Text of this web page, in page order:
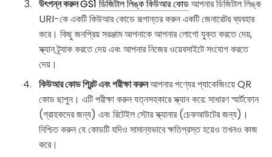
উৎপন্ন করুনGS1 ডিজিটাল লিঙ্ক কিউআর কোডআপনার ডিজিটাল লিঙ্ক
URI-কে একটি কিউআর কোডে রূপান্তর করুন একটি জেনারেটর ব্যবহার
করে। কিছু জনপ্রিয় সরঞ্জাম আপনাকে আপনার লোগো যুক্ত করতে দেয়,
স্ক্যান ট্র্যাক করতে দেয় এবং আপনার নিজের ওয়েবসাইটে সংযোগ করতে
দেয়।
কিউআর কোড প্রিন্ট এবং পরীক্ষা করুনআপনার পণ্যের প্যাকেজিংয়ে QR
কোড ছাপুন। এটি পরীক্ষা করুন যত্নসহকারে স্ক্যান করে: সাধারণ স্মার্টফোন
(গ্রাহকদের জন্য) এবং রিটেইল স্টোর স্ক্যানার (চেকআউটের জন্য)।
নিশ্চিত করুন যে কোডটি যদিও সামান্যভাবে ক্ষতিগ্রস্ত হয়েও তখনও কাজ
করে।